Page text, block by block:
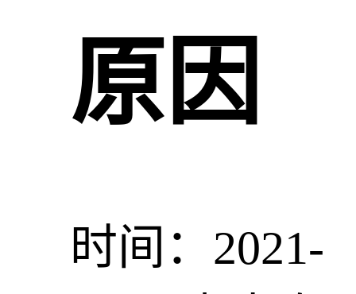
原因
时间：2021-